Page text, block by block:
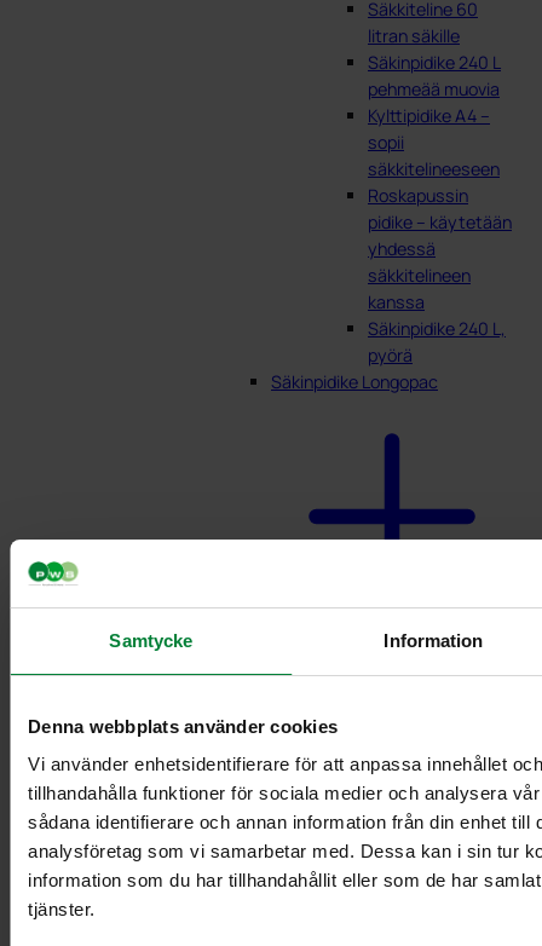
Samtycke Information
Denna webbplats använder cookies
Vi använder enhetsidentifierare för att anpassa innehållet
tillhandahålla funktioner för sociala medier och analysera
sådana identifierare och annan information från din enhet
analysföretag som vi samarbetar med. Dessa kan i sin tur
information som du har tillhandahållit eller som de har
tjänster.
Säkkiteline 60
litran säkille
Säkinpidike 240 L
pehmeää muovia
Kylttipidike A4 –
sopii
säkkitelineeseen
Roskapussin
pidike – käytetään
yhdessä
säkkitelineen
kanssa
Säkinpidike 240 L,
pyörä
Säkinpidike Longopac
Levy Bio-kasetin
mini-telineeseen
Säkinpidike Midi
Dynamic FZB
Säkinpidike Midi